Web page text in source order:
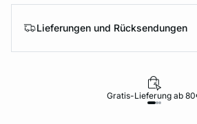
Lieferungen und Rücksendungen
Gratis-Lieferung ab